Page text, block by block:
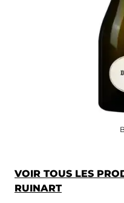
VOIR TOUS LES
RUINART